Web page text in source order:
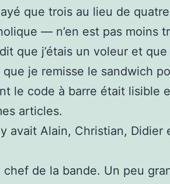
que trois au lieu de
— n’en est pas moins
que j’étais un voleur et que
je remisse le sandwich
le code à barre était lisible
articles.
avait Alain, Christian, Didier
chef de la bande. Un peu